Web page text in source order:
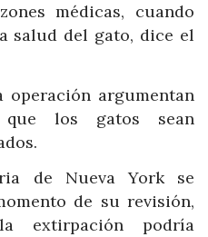
médicas, cuando
salud del gato, dice el
operación argumentan
los gatos sean
de Nueva York se
de su revisión,
extirpación podría